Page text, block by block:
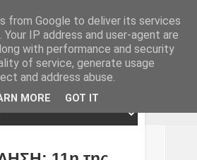
from Google to deliver its services
IP address and user-agent are
with performance and security
of service, generate usage
and address abuse.
MORE GOT IT